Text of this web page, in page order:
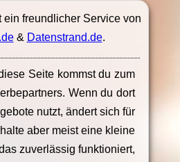
ein freundlicher Service von
& Datenstrand.de.
Seite kommst du zum
Wenn du dort
nutzt, ändert sich für
aber meist eine kleine
zuverlässig funktioniert,